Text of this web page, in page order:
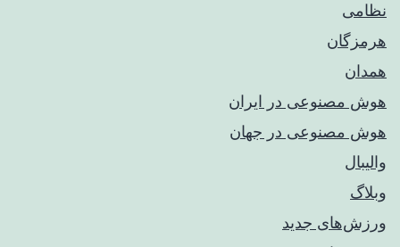
نظامی
هرمزگان
همدان
هوش مصنوعی در ایران
هوش مصنوعی در جهان
والیبال
وبلاگ
ورزش‌های جدید